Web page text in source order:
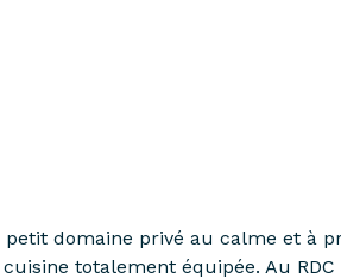
domaine privé au calme et à
totalement équipée. Au